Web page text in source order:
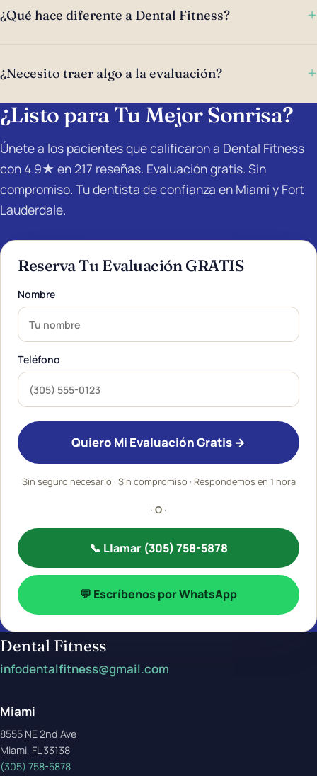
¿Qué hace diferente a Dental Fitness? +
¿Necesito traer algo a la evaluación? +
¿Listo para Tu Mejor Sonrisa?
Únete a los pacientes que calificaron a Dental Fitness
con 4.9★ en 217 reseñas. Evaluación gratis. Sin
compromiso. Tu dentista de confianza en Miami y Fort
Lauderdale.
Reserva Tu Evaluación GRATIS
Nombre
Teléfono
Quiero Mi Evaluación Gratis →
Sin seguro necesario · Sin compromiso · Respondemos en 1 hora
· O ·
📞 Llamar (305) 758-5878
💬 Escríbenos por WhatsApp
Dental Fitness
infodentalfitness@gmail.com
Miami
8555 NE 2nd Ave
Miami, FL 33138
(305) 758-5878